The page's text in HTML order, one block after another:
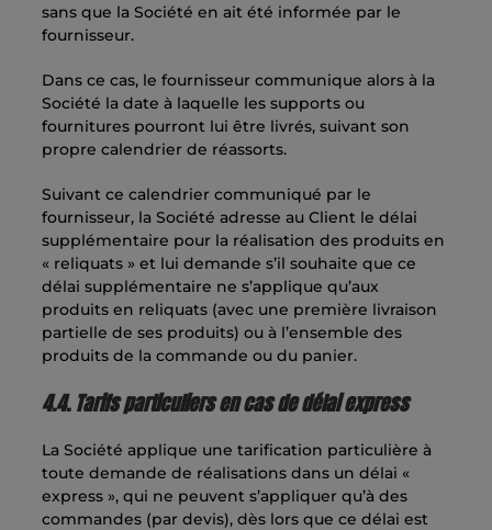
sans que la Société en ait été informée par le
fournisseur.
Dans ce cas, le fournisseur communique alors à la
Société la date à laquelle les supports ou
fournitures pourront lui être livrés, suivant son
propre calendrier de réassorts.
Suivant ce calendrier communiqué par le
fournisseur, la Société adresse au Client le délai
supplémentaire pour la réalisation des produits en
« reliquats » et lui demande s’il souhaite que ce
délai supplémentaire ne s’applique qu’aux
produits en reliquats (avec une première livraison
partielle de ses produits) ou à l’ensemble des
produits de la commande ou du panier.
4.4. Tarifs particuliers en cas de délai express
La Société applique une tarification particulière à
toute demande de réalisations dans un délai «
express », qui ne peuvent s’appliquer qu’à des
commandes (par devis), dès lors que ce délai est